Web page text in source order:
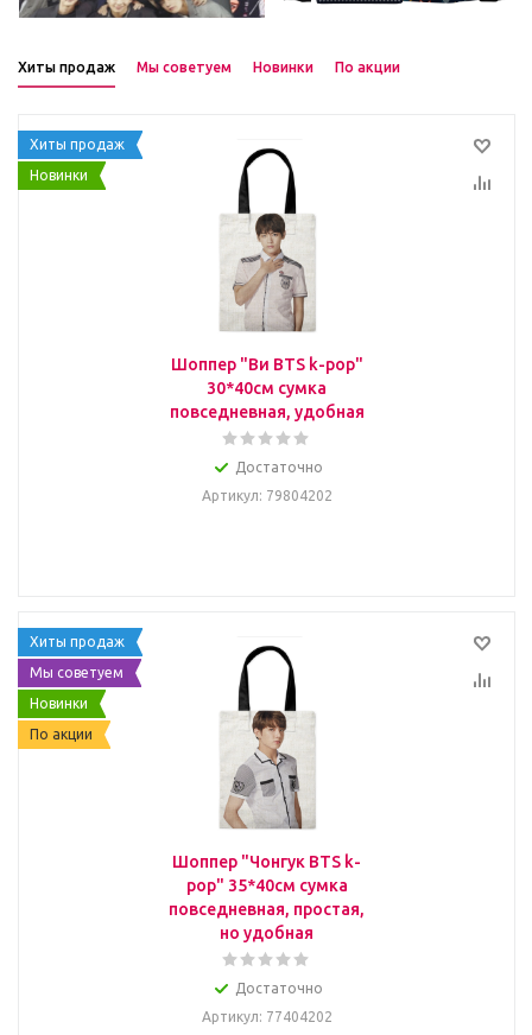
Хиты продаж Мы советуем Новинки По акции
Хиты продаж
Новинки
Шоппер "Ви BTS k-pop"
30*40см сумка
повседневная, удобная
Достаточно
Артикул: 79804202
Хиты продаж
Мы советуем
Новинки
По акции
Шоппер "Чонгук BTS k-
pop" 35*40см сумка
повседневная, простая,
но удобная
Достаточно
Артикул: 77404202